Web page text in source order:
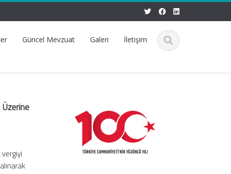
Güncel Mevzuat Galeri İletişim
Üzerine
vergiyi